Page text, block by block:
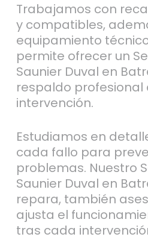
Trabajamos con
y compatibles,
equipamiento
permite ofrecer un
Saunier Duval en
respaldo profesional
intervención.
Estudiamos en
cada fallo para
problemas. Nuestro
Saunier Duval en
repara, también
ajusta el
tras cada